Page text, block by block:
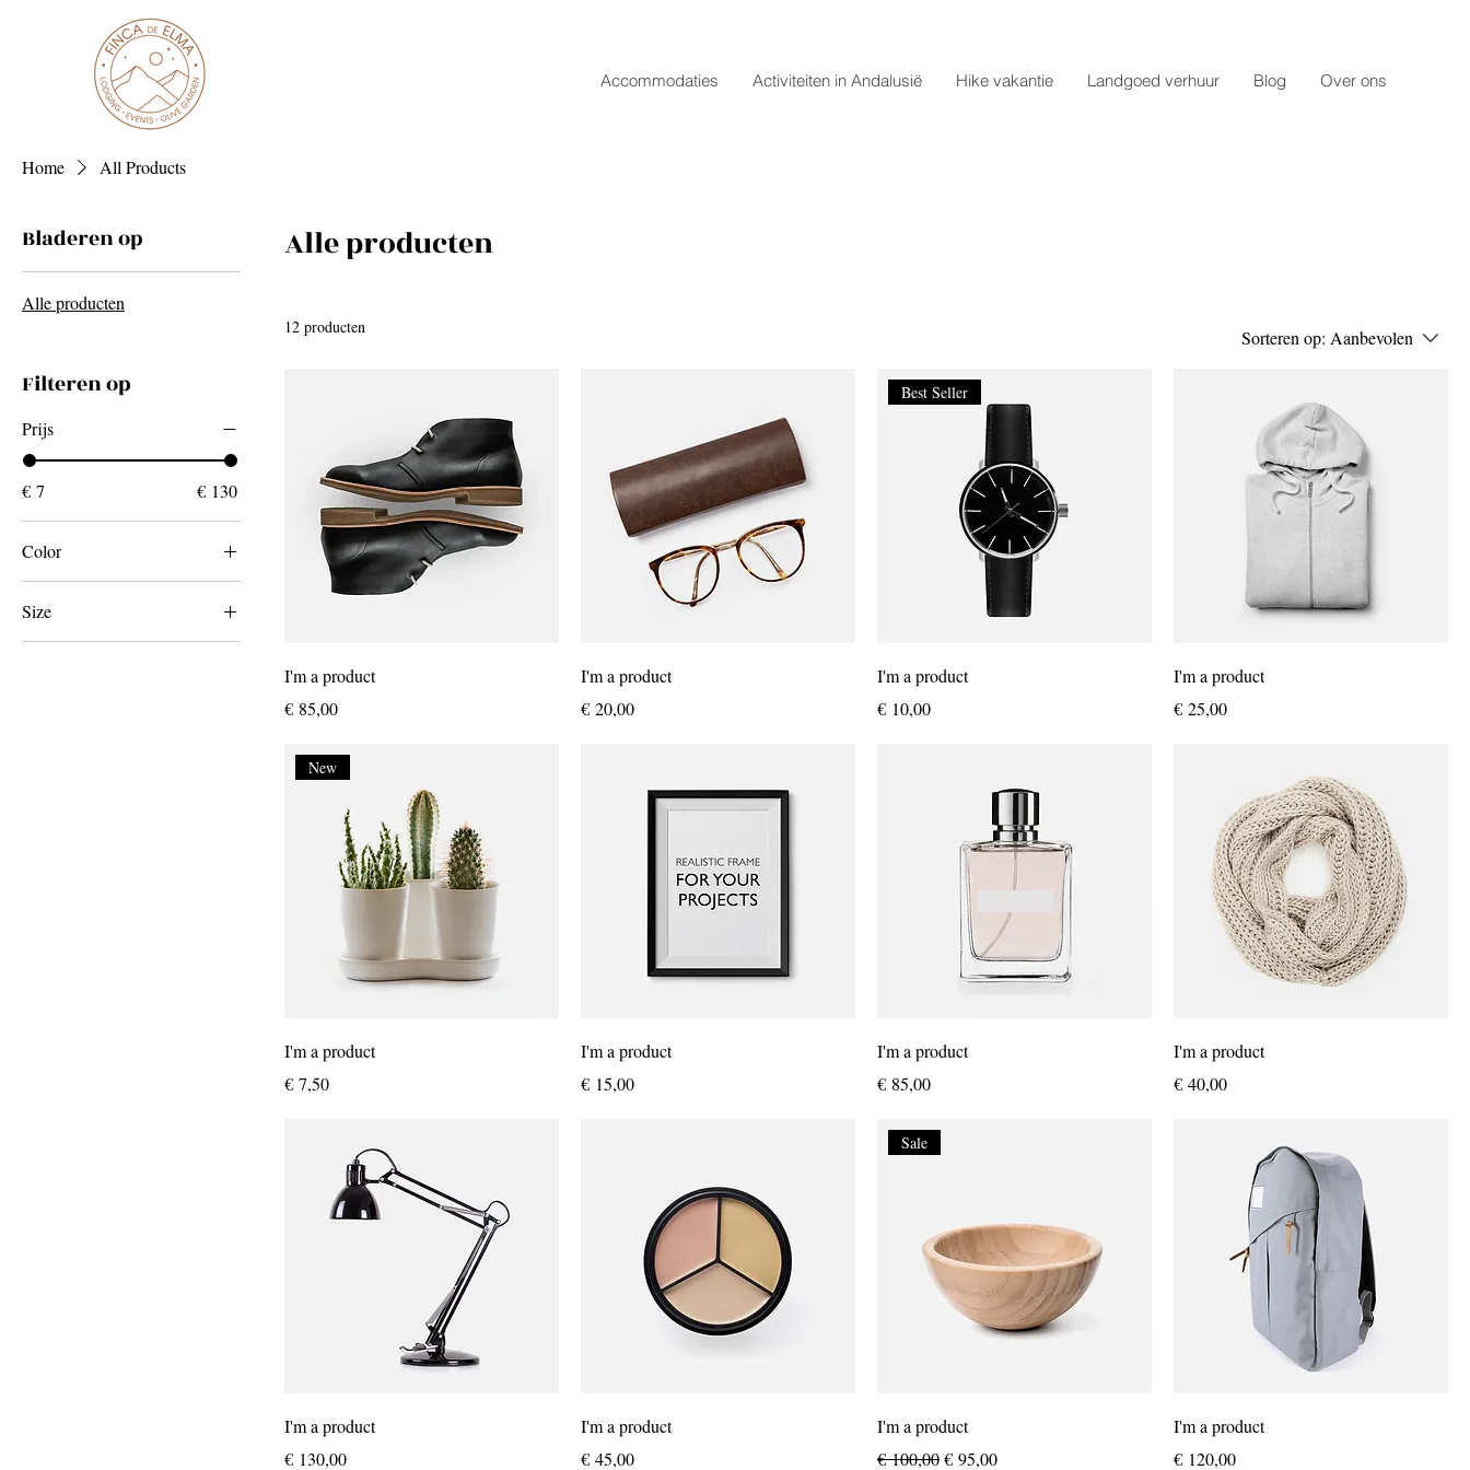
Accommodaties Activiteiten in Andalusië Hike vakantie Landgoed verhuur Blog Over ons
Home All Products
Bladeren op
Alle producten
Filteren op
Prijs
€ 7 € 130
Color
Size
Alle producten
12 producten Sorteren op: Aanbevolen
I'm a product
Prijs
€ 85,00
I'm a product
Prijs
€ 20,00
Best Seller
I'm a product
Prijs
€ 10,00
I'm a product
Prijs
€ 25,00
New
I'm a product
Prijs
€ 7,50
I'm a product
Prijs
€ 15,00
I'm a product
Prijs
€ 85,00
I'm a product
Prijs
€ 40,00
I'm a product
Prijs
€ 130,00
I'm a product
Prijs
€ 45,00
Sale
I'm a product
Normale prijs
€ 100,00Verkoopprijs
€ 95,00
I'm a product
Prijs
€ 120,00